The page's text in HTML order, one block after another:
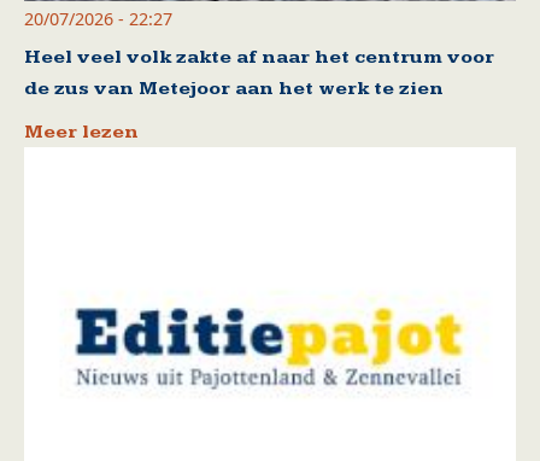
20/07/2026 - 22:27
Heel veel volk zakte af naar het centrum voor
de zus van Metejoor aan het werk te zien
Meer lezen